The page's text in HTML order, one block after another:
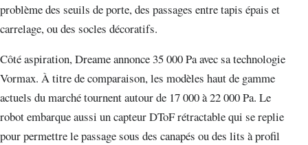
problème des seuils de porte, des passages entre tapis épais et
carrelage, ou des socles décoratifs.
Côté aspiration, Dreame annonce 35 000 Pa avec sa technologie
Vormax. À titre de comparaison, les modèles haut de gamme
actuels du marché tournent autour de 17 000 à 22 000 Pa. Le
robot embarque aussi un capteur DToF rétractable qui se replie
pour permettre le passage sous des canapés ou des lits à profil